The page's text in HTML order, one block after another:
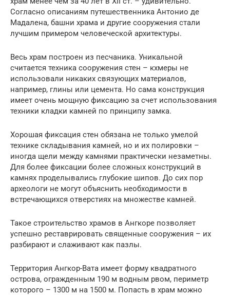
Согласно описаниям путешественника Антонио де
Мадалена, башни храма и другие сооружения стали
лучшим примером человеческой архитектуры.
Весь храм построен из песчаника. Уникальной
считается техника сооружения стен – кхмеры не
использовали никаких связующих материалов,
например, глины или цемента. Но сама конструкция
имеет очень мощную фиксацию за счет использования
техники кладки камней по принципу замка.
Хорошая фиксация стен обязана не только умелой
технике складывания камней, но и их полировки –
иногда щели между камнями практически незаметны.
Для более фиксации более сложных конструкций в
камнях проделывались глубокие шипов. До сих пор
археологи не могут объяснить необходимости в
встречающихся отверстиях на множестве камней.
Такое строительство храмов в Ангкоре позволяет
успешно реставрировать священные сооружения – их
разбирают и слаживают как пазлы.
Территория Ангкор-Вата имеет форму квадратного
острова, огражденным 190 м водным рвом, периметр
которого – 1300 м на 1500 м. Попасть в храм можно